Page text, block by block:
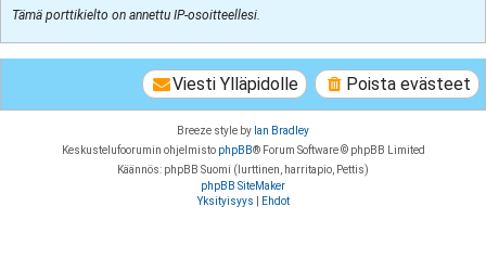
Tämä porttikielto on annettu IP-osoitteellesi.
Poista evästeet
Viesti Ylläpidolle
Breeze style by Ian Bradley
Keskustelufoorumin ohjelmisto phpBB® Forum Software © phpBB Limited
Käännös: phpBB Suomi (lurttinen, harritapio, Pettis)
phpBB SiteMaker
Yksityisyys
Ehdot